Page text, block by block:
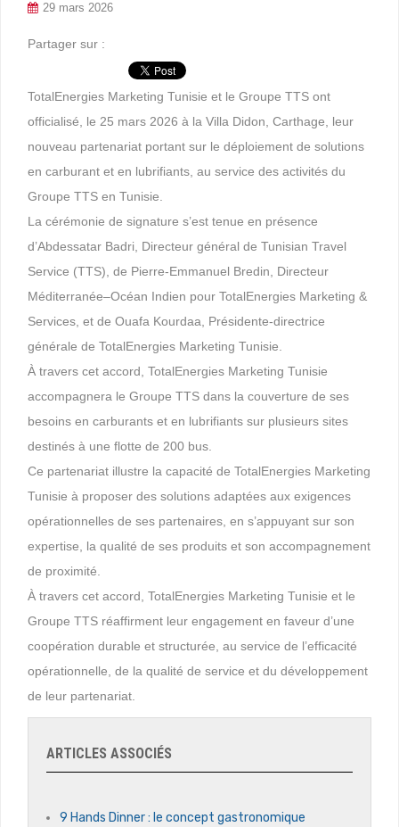
29 mars 2026
Partager sur :
TotalEnergies Marketing Tunisie et le Groupe TTS ont
officialisé, le 25 mars 2026 à la Villa Didon, Carthage, leur
nouveau partenariat portant sur le déploiement de solutions
en carburant et en lubrifiants, au service des activités du
Groupe TTS en Tunisie.
La cérémonie de signature s’est tenue en présence
d’Abdessatar Badri, Directeur général de Tunisian Travel
Service (TTS), de Pierre-Emmanuel Bredin, Directeur
Méditerranée–Océan Indien pour TotalEnergies Marketing &
Services, et de Ouafa Kourdaa, Présidente-directrice
générale de TotalEnergies Marketing Tunisie.
À travers cet accord, TotalEnergies Marketing Tunisie
accompagnera le Groupe TTS dans la couverture de ses
besoins en carburants et en lubrifiants sur plusieurs sites
destinés à une flotte de 200 bus.
Ce partenariat illustre la capacité de TotalEnergies Marketing
Tunisie à proposer des solutions adaptées aux exigences
opérationnelles de ses partenaires, en s’appuyant sur son
expertise, la qualité de ses produits et son accompagnement
de proximité.
À travers cet accord, TotalEnergies Marketing Tunisie et le
Groupe TTS réaffirment leur engagement en faveur d’une
coopération durable et structurée, au service de l’efficacité
opérationnelle, de la qualité de service et du développement
de leur partenariat.
ARTICLES ASSOCIÉS
9 Hands Dinner : le concept gastronomique